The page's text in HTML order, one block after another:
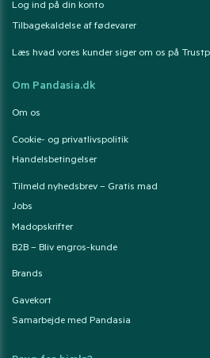
Log ind på din konto
Tilbagekaldelse af fødevarer
Læs hvad vores kunder siger om os på
Om Pandasia.dk
Om os
Cookie- og privatlivspolitik
Handelsbetingelser
Tilmeld nyhedsbrev – Gratis mad
Jobs
Madopskrifter
B2B – Bliv engros-kunde
Brands
Gavekort
Samarbejde med Pandasia